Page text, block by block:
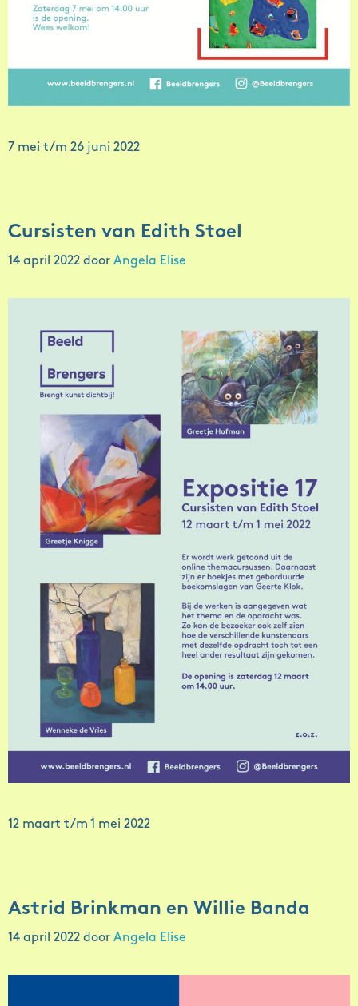
7 mei t/m 26 juni 2022
Cursisten van Edith Stoel
14 april 2022 door Angela Elise
12 maart t/m 1 mei 2022
Astrid Brinkman en Willie Banda
14 april 2022 door Angela Elise